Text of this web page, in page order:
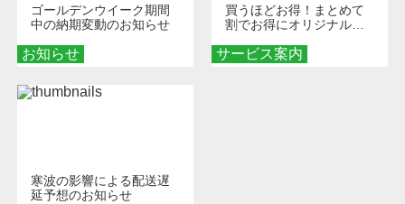
お知らせ
ゴールデンウイーク期間
中の納期変動のお知らせ
サービス案内
買うほどお得！まとめて
割でお得にオリジナルグ
寒波の影響による配送遅
延予想のお知らせ